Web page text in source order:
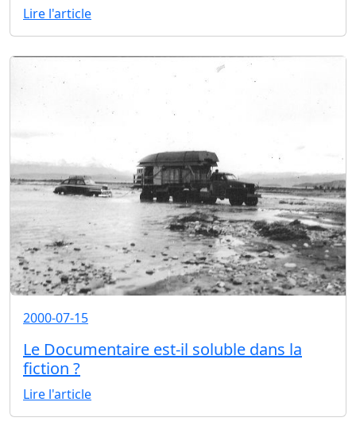
Lire l'article
2000-07-15
Le Documentaire est-il soluble dans la
fiction ?
Lire l'article